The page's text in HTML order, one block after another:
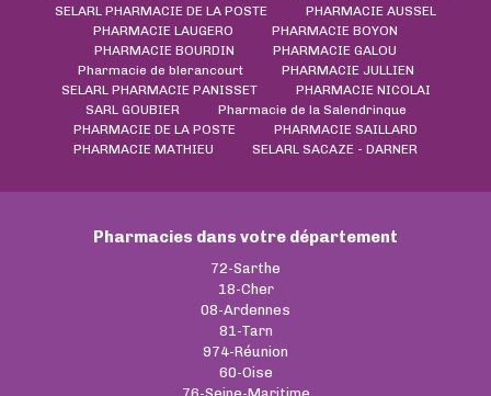
SELARL PHARMACIE DE LA POSTE
PHARMACIE AUSSEL
PHARMACIE LAUGERO
PHARMACIE BOYON
PHARMACIE BOURDIN
PHARMACIE GALOU
Pharmacie de blerancourt
PHARMACIE JULLIEN
SELARL PHARMACIE PANISSET
PHARMACIE NICOLAI
SARL GOUBIER
Pharmacie de la Salendrinque
PHARMACIE DE LA POSTE
PHARMACIE SAILLARD
PHARMACIE MATHIEU
SELARL SACAZE - DARNER
Pharmacies dans votre département
72-Sarthe
18-Cher
08-Ardennes
81-Tarn
974-Réunion
60-Oise